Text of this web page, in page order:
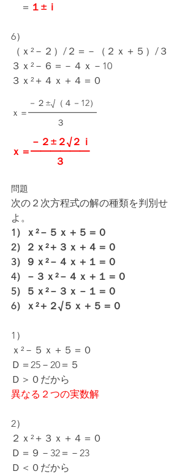
＝ １±ｉ
6）
（ｘ²－２）/２＝－（２ｘ＋５）/３
３ｘ²－６＝－４ｘ－10
３ｘ²＋４ｘ＋４＝０
－２±√（４－12）
ｘ＝━━━━━━━━
３
－２±２√２ｉ
ｘ＝━━━━━━
３
問題
次の２次方程式の解の種類を判別せ
よ。
1）ｘ²－５ｘ＋５＝０
2）２ｘ²＋３ｘ＋４＝０
3）９ｘ²－４ｘ＋１＝０
4）－３ｘ²－４ｘ＋１＝０
5）５ｘ²－３ｘ－１＝０
6）ｘ²＋２√５ｘ＋５＝０
1）
ｘ²－５ｘ＋５＝０
Ｄ＝25－20＝５
Ｄ＞０だから
異なる２つの実数解
2）
２ｘ²＋３ｘ＋４＝０
Ｄ＝９－32＝－23
Ｄ＜０だから